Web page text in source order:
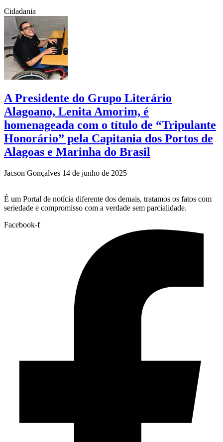
Cidadania
A Presidente do Grupo Literário
Alagoano, Lenita Amorim, é
homenageada com o título de “Tripulante
Honorário” pela Capitania dos Portos de
Alagoas e Marinha do Brasil
Jacson Gonçalves 14 de junho de 2025
É um Portal de notícia diferente dos demais, tratamos os fatos com
seriedade e compromisso com a verdade sem parcialidade.
Facebook-f